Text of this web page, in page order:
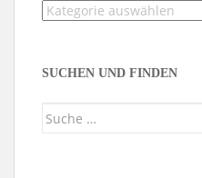
Beiträge
SUCHEN UND FINDEN
Suche